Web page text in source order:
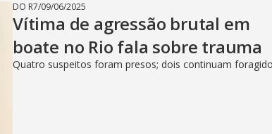
DO R7/09/06/2025
Vítima de agressão brutal em
boate no Rio fala sobre trauma
Quatro suspeitos foram presos; dois continuam